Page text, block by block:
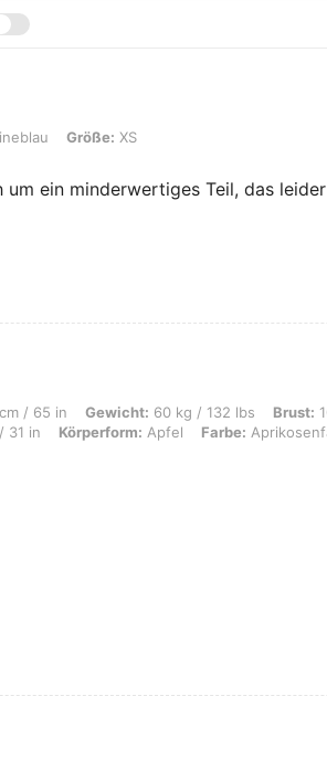
Größe: XSGröße: XS
um ein minderwertiges Teil, das
Gewicht: 60 kg / 132 lbs, Brust: 101 cm / 40 in,
/ 65 in Gewicht: 60 kg / 132 lbs Brust:
31 in Körperform: Apfel Farbe: